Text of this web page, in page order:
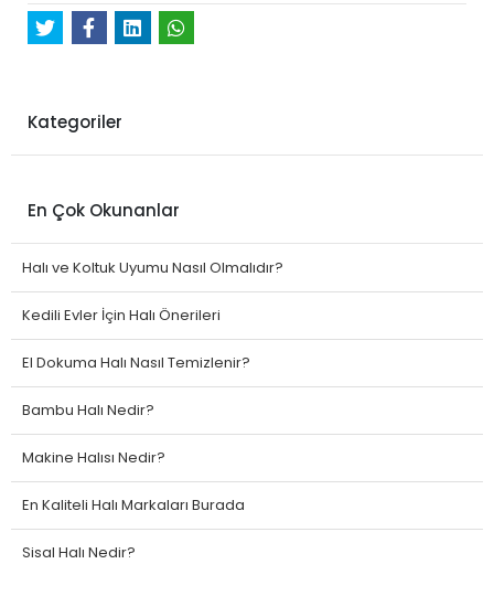
Kategoriler
En Çok Okunanlar
Halı ve Koltuk Uyumu Nasıl Olmalıdır?
Kedili Evler İçin Halı Önerileri
El Dokuma Halı Nasıl Temizlenir?
Bambu Halı Nedir?
Makine Halısı Nedir?
En Kaliteli Halı Markaları Burada
Sisal Halı Nedir?